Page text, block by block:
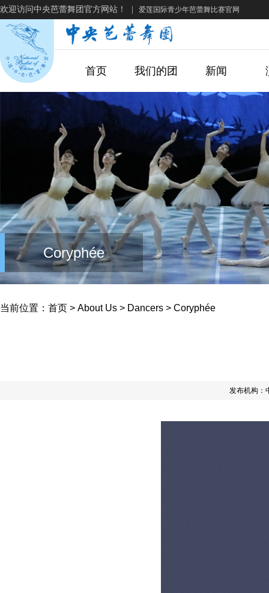
欢迎访问中央芭蕾舞团官方网站！ 爱莲国际青少年芭蕾舞比赛官网
首页 我们的团 新闻
Coryphée
当前位置： 首页 > About Us > Dancers > Coryphée
发布机构：